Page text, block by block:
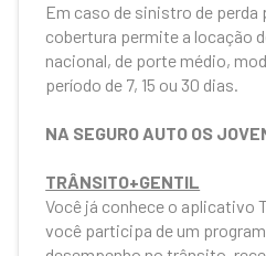
Em caso de sinistro de perda
cobertura permite a locação
nacional, de porte médio,
período de 7, 15 ou 30 dias.
NA SEGURO AUTO OS
TRÂNSITO+GENTIL
Você já conhece o aplicativo
você participa de um